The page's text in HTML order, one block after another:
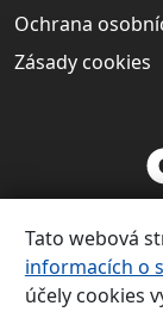
Ochrana
Zásady cookies
Tato webová
informacích o
účely cookies